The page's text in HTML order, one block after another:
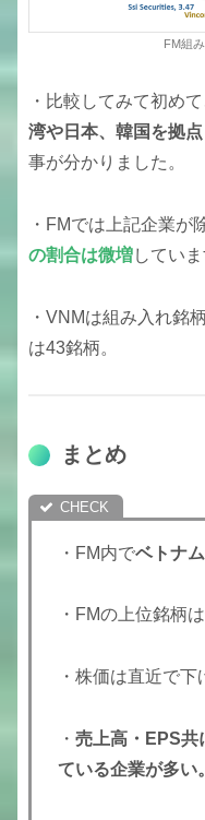
FM組
・比較してみて初めて
湾や日本、韓国を拠
事が分かりました。
・FMでは上記企業が
の割合は微増していま
・VNMは組み入れ銘
は43銘柄。
まとめ
・FM内でベトナ
・FMの上位銘柄は
・株価は直近で下
・ 売上高・EPS共
ている企業が多い。